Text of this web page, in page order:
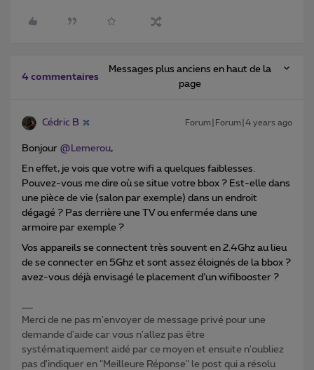
4 commentaires
Messages plus anciens en haut de la
page
Cédric B Forum|Forum|4 years ago
Bonjour @Lemerou,
En effet, je vois que votre wifi a quelques faiblesses.
Pouvez-vous me dire où se situe votre bbox ? Est-elle dans
une pièce de vie (salon par exemple) dans un endroit
dégagé ? Pas derrière une TV ou enfermée dans une
armoire par exemple ?
Vos appareils se connectent très souvent en 2.4Ghz au lieu
de se connecter en 5Ghz et sont assez éloignés de la bbox ?
avez-vous déjà envisagé le placement d’un wifibooster ?
Merci de ne pas m'envoyer de message privé pour une
demande d'aide car vous n'allez pas être
systématiquement aidé par ce moyen et ensuite n'oubliez
pas d'indiquer en "Meilleure Réponse" le post qui a résolu